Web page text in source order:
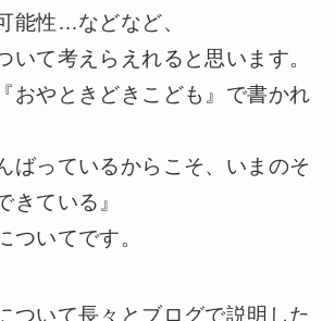
能性…などなど、
いて考えらえれると思います。
おやときどきこども』で書かれ
ばっているからこそ、いまのそ
きている』
ついてです。
ついて長々とブログで説明した